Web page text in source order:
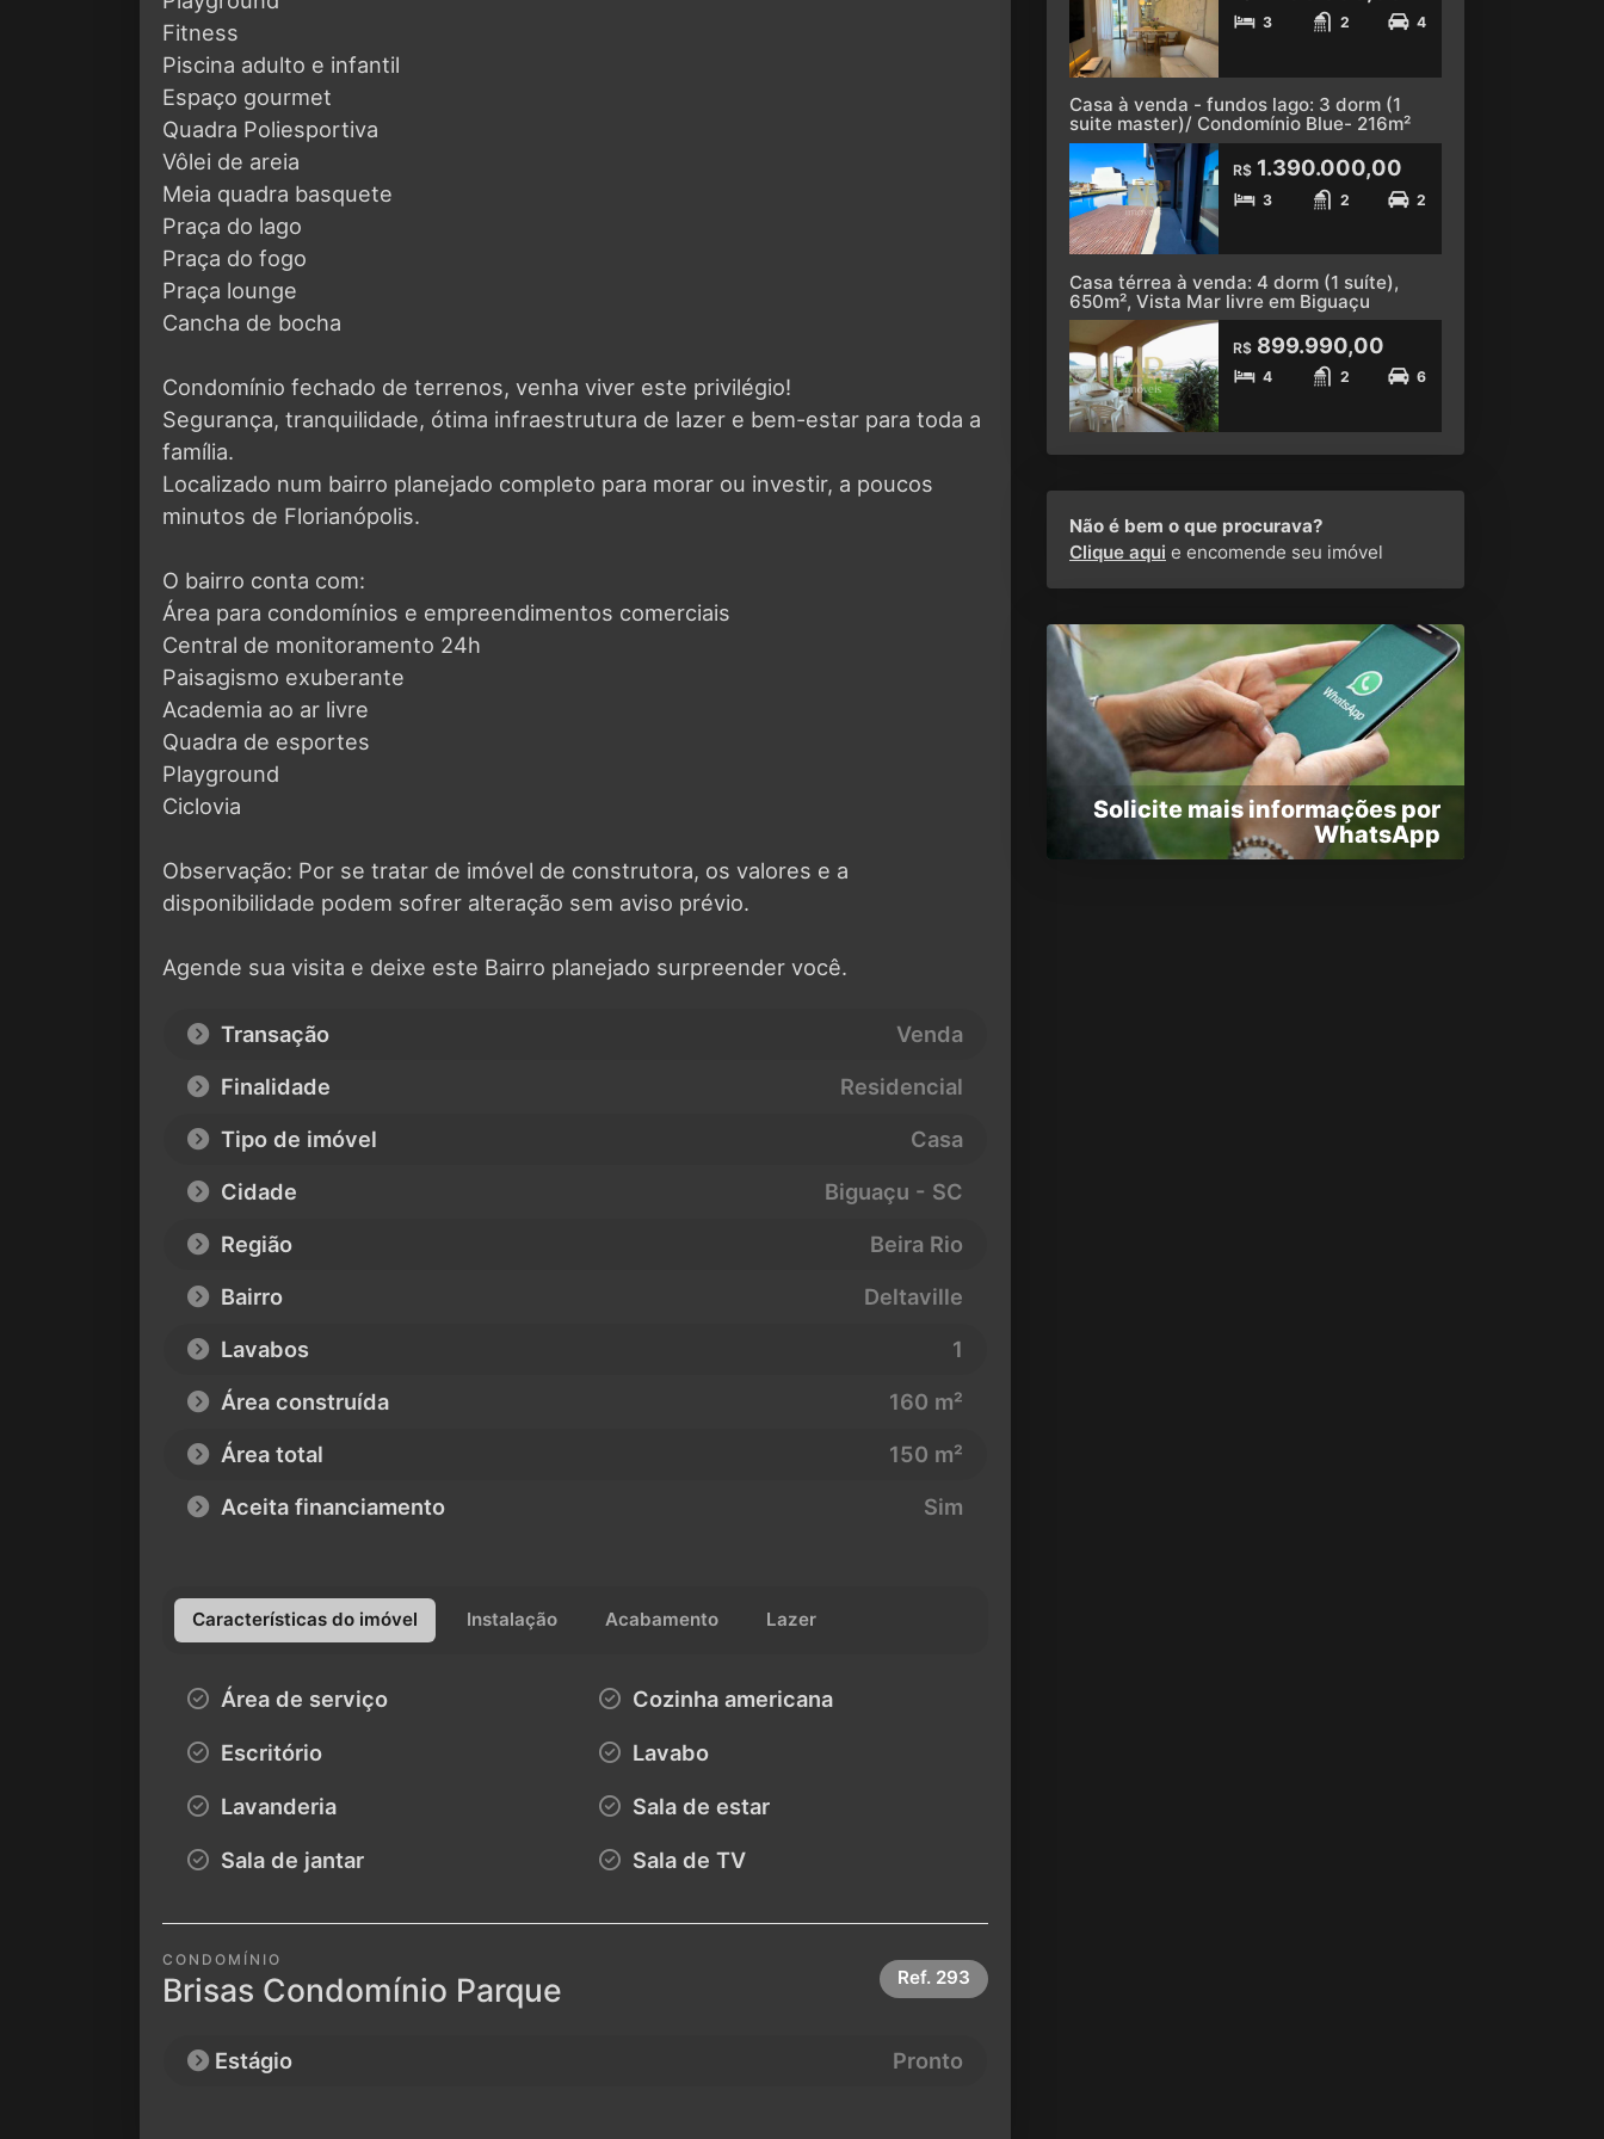
Fitness
Piscina adulto e infantil
Espaço gourmet
Quadra Poliesportiva
Vôlei de areia
Meia quadra basquete
Praça do lago
Praça do fogo
Praça lounge
Cancha de bocha
Condomínio fechado de terrenos, venha viver este privilégio!
Segurança, tranquilidade, ótima infraestrutura de lazer e bem-estar para toda a
família.
Localizado num bairro planejado completo para morar ou investir, a poucos
minutos de Florianópolis.
O bairro conta com:
Área para condomínios e empreendimentos comerciais
Central de monitoramento 24h
Paisagismo exuberante
Academia ao ar livre
Quadra de esportes
Playground
Ciclovia
Observação: Por se tratar de imóvel de construtora, os valores e a
disponibilidade podem sofrer alteração sem aviso prévio.
Agende sua visita e deixe este Bairro planejado surpreender você.
Transação
Venda
Finalidade
Residencial
Tipo de imóvel
Casa
Cidade
Biguaçu - SC
Região
Beira Rio
Bairro
Deltaville
Lavabos
1
Área construída
160 m²
Área total
150 m²
Aceita financiamento
Sim
Características do imóvel Instalação Acabamento Lazer
Área de serviço Cozinha americana
Escritório Lavabo
Lavanderia Sala de estar
Sala de jantar Sala de TV
CONDOMÍNIO
Brisas Condomínio Parque Ref. 293
Estágio Pronto
3 2 4
Casa à venda - fundos lago: 3 dorm (1
suite master)/ Condomínio Blue- 216m²
R$1.390.000,00
3 2 2
Casa térrea à venda: 4 dorm (1 suíte),
650m², Vista Mar livre em Biguaçu
R$899.990,00
4 2 6
Não é bem o que procurava?
Clique aqui e encomende seu imóvel
Solicite mais informações por
WhatsApp